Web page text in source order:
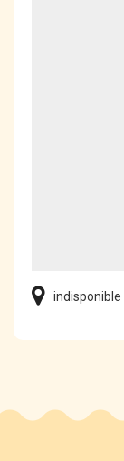
indisponible